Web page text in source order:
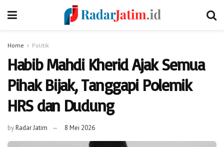
Home Politik
Habib Mahdi Kherid Ajak Semua
Pihak Bijak, Tanggapi Polemik
HRS dan Dudung
byRadar Jatim 8 Mei 2026